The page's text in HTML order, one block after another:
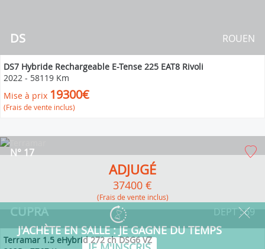
DS ROUEN
DS7 Hybride Rechargeable E-Tense 225 EAT8 Rivoli
2022 - 58119 Km
Mise à prix 19300€
(Frais de vente inclus)
CUPRA
N° 17
DEPT : 69
ADJUGÉ
37400 €
(Frais de vente inclus)
Terramar 1.5 eHybrid 272 ch DSG6 VZ